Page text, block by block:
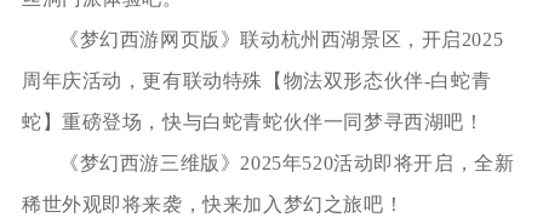
《梦幻西游网页版》联动杭州西湖景区，开启2025
周年庆活动，更有联动特殊【物法双形态伙伴-白蛇青
蛇】重磅登场，快与白蛇青蛇伙伴一同梦寻西湖吧！
《梦幻西游三维版》2025年520活动即将开启，全新
稀世外观即将来袭，快来加入梦幻之旅吧！